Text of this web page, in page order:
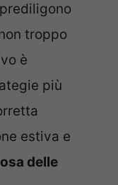
troppo
è
più
estiva e
delle